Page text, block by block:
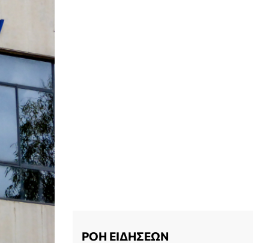
ΡΟΗ ΕΙΔΗΣΕΩΝ